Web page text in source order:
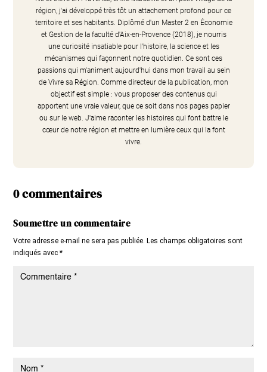
région, j'ai développé très tôt un attachement profond pour ce
territoire et ses habitants. Diplômé d'un Master 2 en Économie
et Gestion de la faculté d'Aix-en-Provence (2018), je nourris
une curiosité insatiable pour l'histoire, la science et les
mécanismes qui façonnent notre quotidien. Ce sont ces
passions qui m'animent aujourd'hui dans mon travail au sein
de Vivre sa Région. Comme directeur de la publication, mon
objectif est simple : vous proposer des contenus qui
apportent une vraie valeur, que ce soit dans nos pages papier
ou sur le web. J'aime raconter les histoires qui font battre le
cœur de notre région et mettre en lumière ceux qui la font
vivre.
0 commentaires
Soumettre un commentaire
Votre adresse e-mail ne sera pas publiée. Les champs obligatoires sont
indiqués avec*